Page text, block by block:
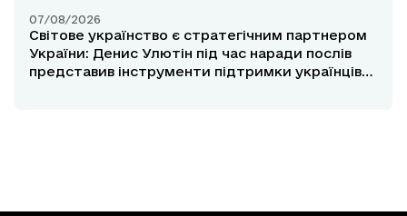
07/08/2026
Світове українство є стратегічним партнером
України: Денис Улютін під час наради послів
представив інструменти підтримки українців